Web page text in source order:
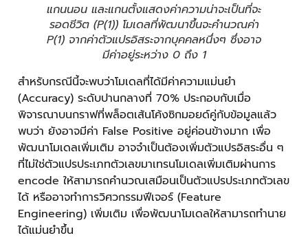
แกนนอน และแกนตั้งแสดงค่าความน่าจะเป็นที่จะ
รอดชีวิต (P(1)) โมเดลที่พัฒนาขึ้นจะคำนวณค่า
P(1) จากค่าตัวแปรอิสระจากบุคคลหนึ่งๆ ซึ่งอาจ
มีค่าอยู่ระหว่าง 0 ถึง 1
สำหรับกรณีนี้จะพบว่าโมเดลที่ได้มีค่าความแม่นยำ
(Accuracy) ระดับปานกลางที่ 70% ประกอบกับเมื่อ
พิจารณาบนกราฟที่พล็อตเส้นโค้งซิกมอยด์คู่กับข้อมูลแล้ว
พบว่า ยังอาจมีค่า False Positive อยู่ค่อนข้างมาก เพื่อ
พัฒนาโมเดลเพิ่มเติม อาจจำเป็นต้องเพิ่มตัวแปรอิสระอื่น ๆ
ที่ไม่ใช่ตัวแปรประเภทตัวเลขมาเทรนโมเดลเพิ่มเติมผ่านการ
encode ให้สามารถคำนวณเสมือนเป็นตัวแปรประเภทตัวเลข
ได้ หรืออาจทำการวิศวกรรมฟีเจอร์ (Feature
Engineering) เพิ่มเติม เพื่อพัฒนาโมเดลให้สามารถทำนาย
ได้แม่นยำขึ้น